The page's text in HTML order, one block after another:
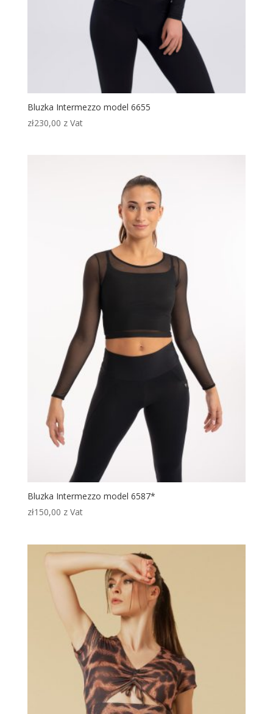
Bluzka Intermezzo model 6655
zł230,00 z Vat
Bluzka Intermezzo model 6587*
zł150,00 z Vat